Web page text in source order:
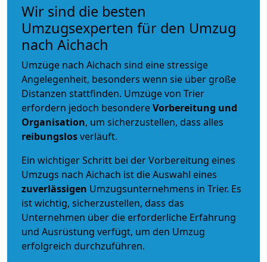
Wir sind die besten
Umzugsexperten für den Umzug
nach Aichach
Umzüge nach Aichach sind eine stressige
Angelegenheit, besonders wenn sie über große
Distanzen stattfinden. Umzüge von Trier
erfordern jedoch besondereVorbereitung und
Organisation, um sicherzustellen, dass alles
reibungslosverläuft.
Ein wichtiger Schritt bei der Vorbereitung eines
Umzugs nach Aichach ist die Auswahl eines
zuverlässigen Umzugsunternehmens in Trier. Es
ist wichtig, sicherzustellen, dass das
Unternehmen über die erforderliche Erfahrung
und Ausrüstung verfügt, um den Umzug
erfolgreich durchzuführen.